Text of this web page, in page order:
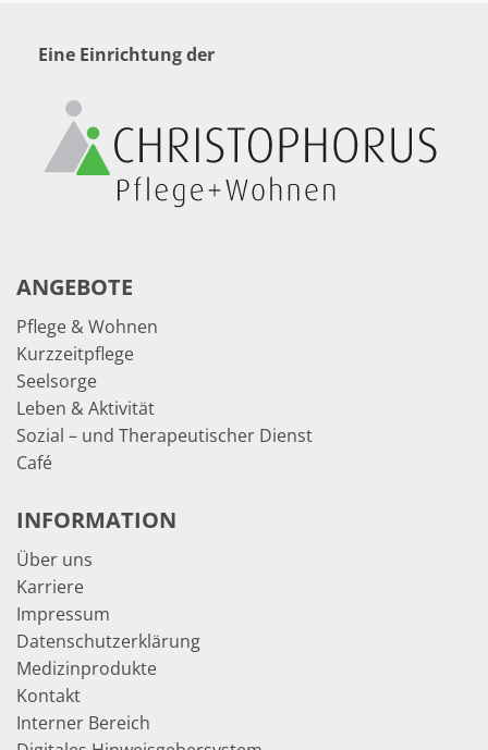
Eine Einrichtung der
ANGEBOTE
Pflege & Wohnen
Kurzzeitpflege
Seelsorge
Leben & Aktivität
Sozial – und Therapeutischer Dienst
Café
INFORMATION
Über uns
Karriere
Impressum
Datenschutzerklärung
Medizinprodukte
Kontakt
Interner Bereich